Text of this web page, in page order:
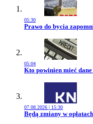
05:30
Przejdź do artykułu:
Prawo do bycia
05:04
Przejdź do artykułu:
Kto powinien mieć dane
07.08.2026 | 15:30
Przejdź do artykułu:
Będą zmiany w